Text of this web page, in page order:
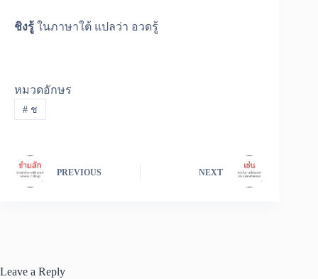
ชิงรู้ ในภาษาใต้ แปลว่า อวดรู้
หมวดอักษร
#ช
PREVIOUS NEXT
Leave a Reply